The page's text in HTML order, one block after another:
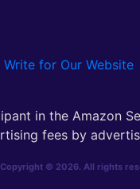
Write for Our Website
in the Amazon
fees by
Copyright © 2026. All rights